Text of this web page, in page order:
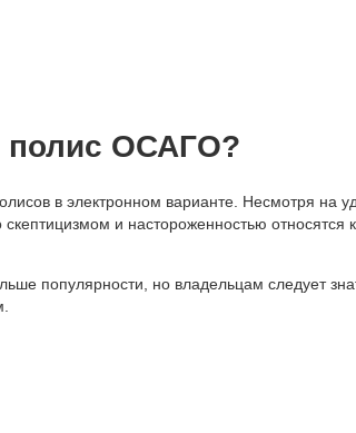
полис ОСАГО?
в электронном варианте. Несмотря на
и настороженностью относятся к
популярности, но владельцам следует